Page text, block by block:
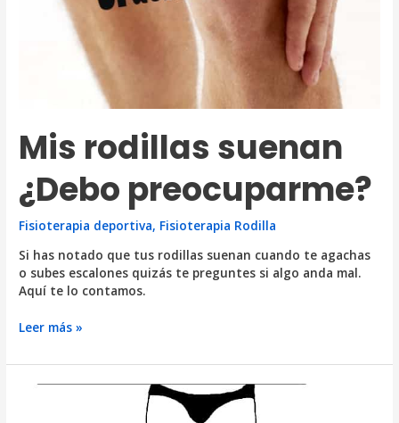
Mis rodillas suenan
¿Debo preocuparme?
Fisioterapia deportiva, Fisioterapia Rodilla
Si has notado que tus rodillas suenan cuando te agachas
o subes escalones quizás te preguntes si algo anda mal.
Aquí te lo contamos.
Mis
suenan
Leer más »